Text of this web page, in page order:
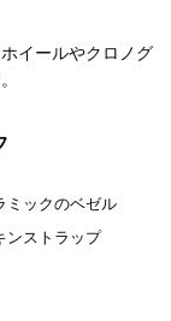
イールやクロノグ
ミックのベゼル
ンストラップ